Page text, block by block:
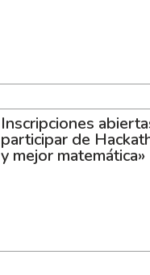
Inscripciones
participar de
y mejor matemática»